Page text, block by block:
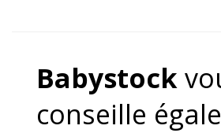
Babystock
conseille